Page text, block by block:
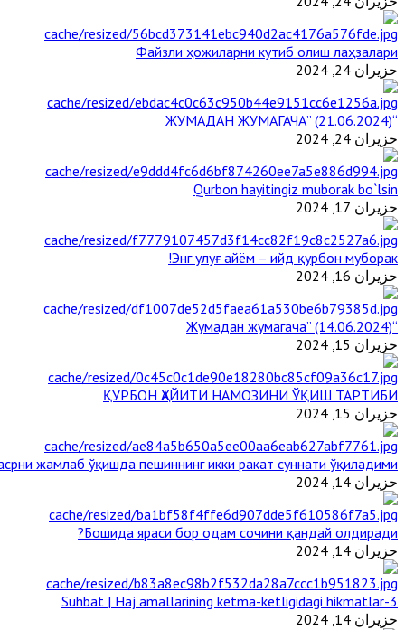
Файзли ҳожиларни кутиб олиш лаҳзалари
حزيران 24, 2024
“ЖУМАДАН ЖУМАГАЧА” (21.06.2024)
حزيران 24, 2024
Qurbon hayitingiz muborak bo`lsin
حزيران 17, 2024
Энг улуғ айём – ийд қурбон муборак!
حزيران 16, 2024
“Жумадан жумагача” (14.06.2024)
حزيران 15, 2024
ҚУРБОН ҲАЙИТИ НАМОЗИНИ ЎҚИШ ТАРТИБИ
حزيران 15, 2024
жамлаб ўқишда пешиннинг икки ракат суннати ўқиладими?
حزيران 14, 2024
Бошида яраси бор одам сочини қандай олдиради?
حزيران 14, 2024
3-Suhbat | Haj amallarining ketma-ketligidagi hikmatlar
حزيران 14, 2024